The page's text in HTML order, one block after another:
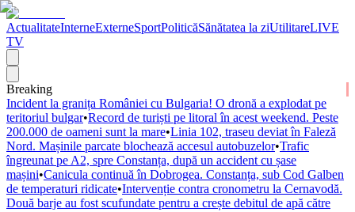
ActualitateInterneExterneSportPoliticăSănătatea la ziUtilitareLIVE
TV
Breaking
Incident la granița României cu Bulgaria! O dronă a explodat pe
teritoriul bulgar•Record de turiști pe litoral în acest weekend. Peste
200.000 de oameni sunt la mare•Linia 102, traseu deviat în Faleză
Nord. Mașinile parcate blochează accesul autobuzelor•Trafic
îngreunat pe A2, spre Constanța, după un accident cu șase
mașini•Canicula continuă în Dobrogea. Constanța, sub Cod Galben
de temperaturi ridicate•Intervenție contra cronometru la Cernavodă.
Două barje au fost scufundate pentru a crește debitul de apă către